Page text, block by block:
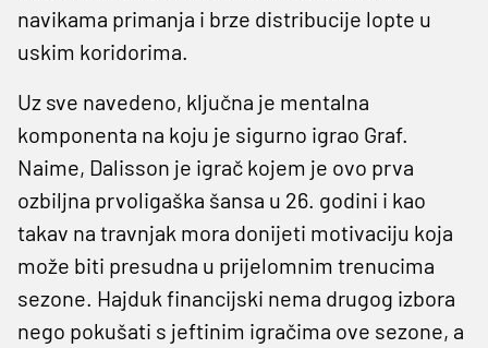
navikama primanja i brze distribucije lopte u
uskim koridorima.
Uz sve navedeno, ključna je mentalna
komponenta na koju je sigurno igrao Graf.
Naime, Dalisson je igrač kojem je ovo prva
ozbiljna prvoligaška šansa u 26. godini i kao
takav na travnjak mora donijeti motivaciju koja
može biti presudna u prijelomnim trenucima
sezone. Hajduk financijski nema drugog izbora
nego pokušati s jeftinim igračima ove sezone, a